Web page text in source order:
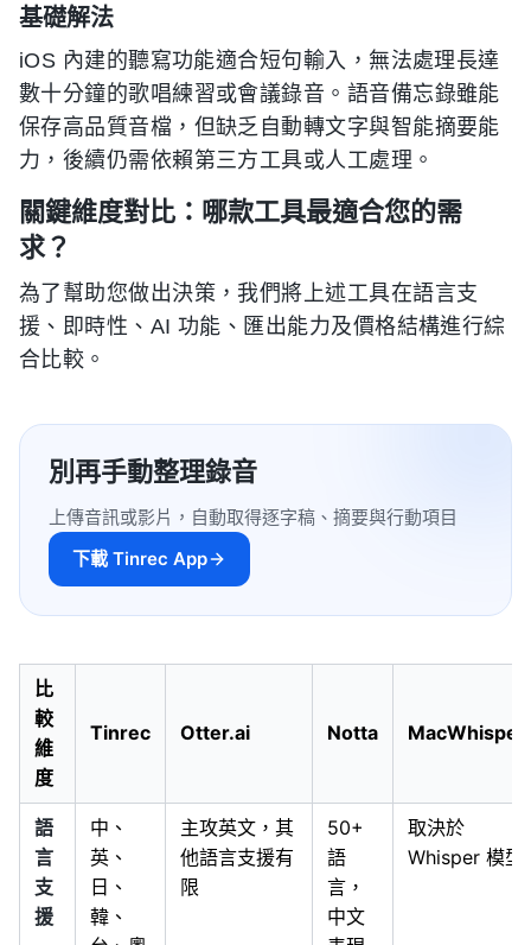
基礎解法
iOS 內建的聽寫功能適合短句輸入，無法處理長達
數十分鐘的歌唱練習或會議錄音。語音備忘錄雖能
保存高品質音檔，但缺乏自動轉文字與智能摘要能
力，後續仍需依賴第三方工具或人工處理。
關鍵維度對比：哪款工具最適合您的需
求？
為了幫助您做出決策，我們將上述工具在語言支
援、即時性、AI 功能、匯出能力及價格結構進行綜
合比較。
別再手動整理錄音
上傳音訊或影片，自動取得逐字稿、摘要與行動項目
下載 Tinrec App
比
較
維
度
Tinrec Otter.ai Notta MacWhisper
語
言
支
援
中、
英、
日、
韓、
主攻英文，其
他語言支援有
限
50+
語
言，
中文
取決於
Whisper 模型